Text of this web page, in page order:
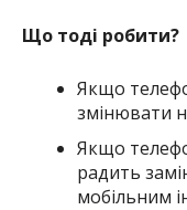
Що тоді робити?
Якщо
змінювати
Якщо
радить
мобільним